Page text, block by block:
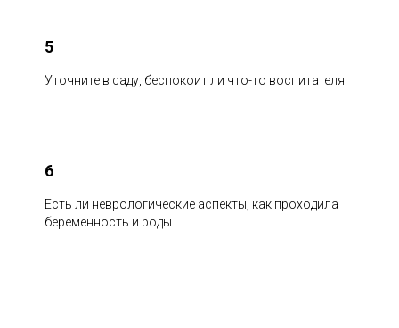
5
Уточните в саду, беспокоит ли что-то воспитателя
6
Есть ли неврологические аспекты, как проходила
беременность и роды